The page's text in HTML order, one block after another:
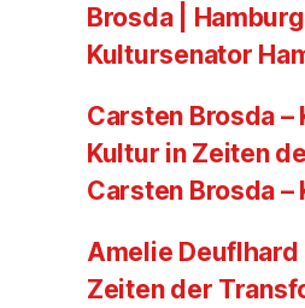
Brosda |
Kultursenator
Carsten Brosda
Kultur in Zeiten
Carsten Brosda
Amelie
Zeiten der